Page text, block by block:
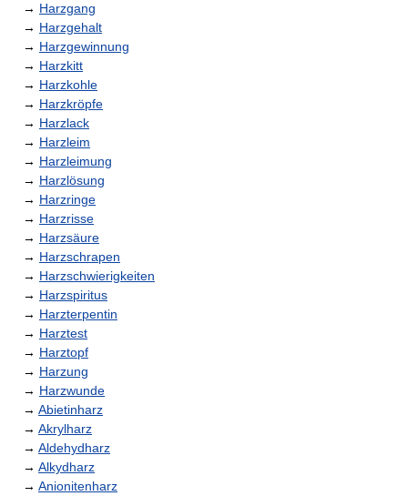
→ Harzgang
→ Harzgehalt
→ Harzgewinnung
→ Harzkitt
→ Harzkohle
→ Harzkröpfe
→ Harzlack
→ Harzleim
→ Harzleimung
→ Harzlösung
→ Harzringe
→ Harzrisse
→ Harzsäure
→ Harzschrapen
→ Harzschwierigkeiten
→ Harzspiritus
→ Harzterpentin
→ Harztest
→ Harztopf
→ Harzung
→ Harzwunde
→ Abietinharz
→ Akrylharz
→ Aldehydharz
→ Alkydharz
→ Anionitenharz